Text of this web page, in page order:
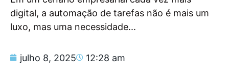
digital, a automação de tarefas não é mais um
luxo, mas uma necessidade...
julho 8, 2025 12:28 am